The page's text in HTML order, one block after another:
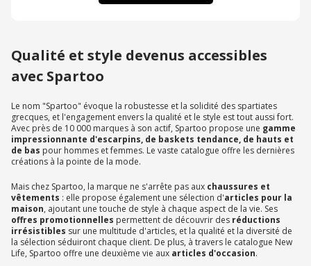
Qualité et style devenus accessibles
avec Spartoo
Le nom "Spartoo" évoque la robustesse et la solidité des spartiates
grecques, et l'engagement envers la qualité et le style est tout aussi fort.
Avec près de 10 000 marques à son actif, Spartoo propose une gamme
impressionnante d'escarpins, de baskets tendance, de hauts et
de bas pour hommes et femmes. Le vaste catalogue offre les dernières
créations à la pointe de la mode.
Mais chez Spartoo, la marque ne s'arrête pas aux chaussures et
vêtements : elle propose également une sélection d'articles pour la
maison, ajoutant une touche de style à chaque aspect de la vie. Ses
offres promotionnelles permettent de découvrir des réductions
irrésistibles sur une multitude d'articles, et la qualité et la diversité de
la sélection séduiront chaque client. De plus, à travers le catalogue New
Life, Spartoo offre une deuxième vie aux articles d'occasion.